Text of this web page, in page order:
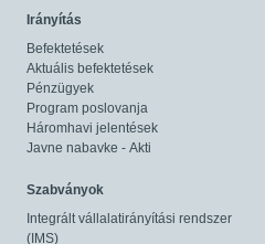
Irányítás
Befektetések
Aktuális befektetések
Pénzügyek
Program poslovanja
Háromhavi jelentések
Javne nabavke - Akti
Szabványok
Integrált vállalatirányítási rendszer
(IMS)